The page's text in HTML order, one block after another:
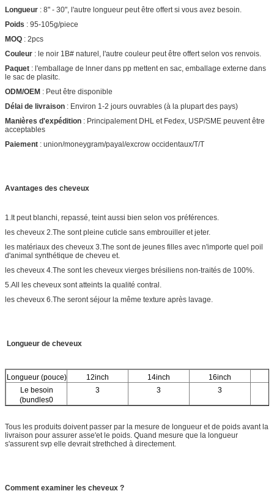
Longueur : 8" - 30", l'autre longueur peut être offert si vous avez besoin.
Poids : 95-105g/piece
MOQ : 2pcs
Couleur : le noir 1B# naturel, l'autre couleur peut être offert selon vos renvois.
Paquet : l'emballage de lnner dans pp mettent en sac, emballage externe dans
le sac de plasitc.
ODM/OEM : Peut être disponible
Délai de livraison : Environ 1-2 jours ouvrables (à la plupart des pays)
Manières d'expédition : Principalement DHL et Fedex, USP/SME peuvent être
acceptables
Paiement : union/moneygram/payal/excrow occidentaux/T/T
Avantages des cheveux
1.It peut blanchi, repassé, teint aussi bien selon vos préférences.
les cheveux 2.The sont pleine cuticle sans embrouiller et jeter.
les matériaux des cheveux 3.The sont de jeunes filles avec n'importe quel poil
d'animal synthétique de cheveu et.
les cheveux 4.The sont les cheveux vierges brésiliens non-traités de 100%.
5.All les cheveux sont atteints la qualité contral.
les cheveux 6.The seront séjour la même texture après lavage.
Longueur de cheveux
Longueur (pouce) 12inch 14inch 16inch
Le besoin
(bundles0
3 3 3
Tous les produits doivent passer par la mesure de longueur et de poids avant la
livraison pour assurer asse'et le poids. Quand mesure que la longueur
s'assurent svp elle devrait strethched à directement.
Comment examiner les cheveux ?